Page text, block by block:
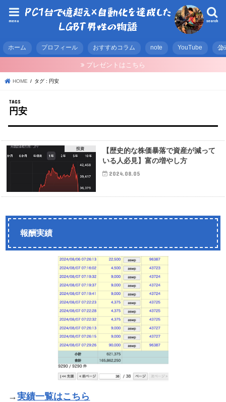
search
menu
ホーム プロフィール おすすめコラム note YouTube 公
プレゼントはこちら
HOME タグ : 円安
円安
投資
【歴史的な株価暴落で資産が減って
いる人必見】富の増やし方
2024.08.05
報酬実績
→実績一覧はこちら